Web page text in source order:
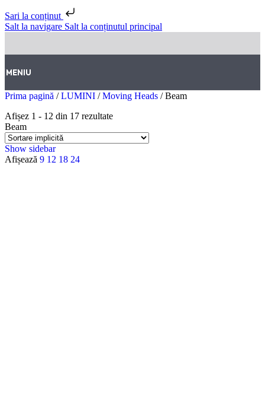
Sari la conținut
Salt la navigare Salt la conținutul principal
MENIU
Prima pagină / LUMINI / Moving Heads / Beam
Afișez 1 - 12 din 17 rezultate
Beam
Show sidebar
Afișează 9 12 18 24